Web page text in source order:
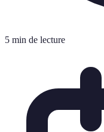
5 min de lecture